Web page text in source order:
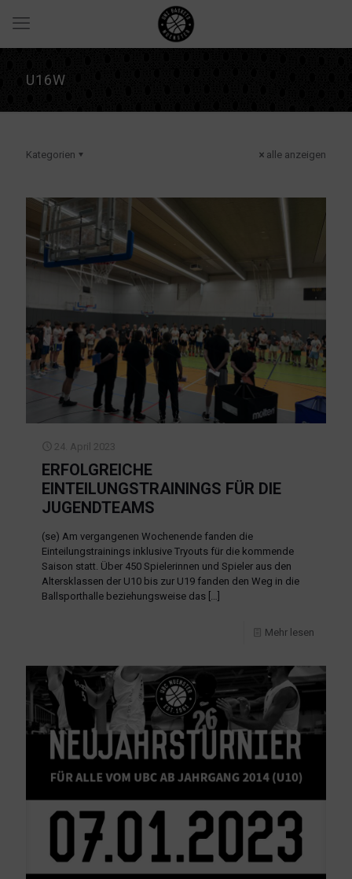
U16W
Kategorien alle anzeigen
24. April 2023
ERFOLGREICHE
EINTEILUNGSTRAININGS FÜR DIE
JUGENDTEAMS
(se) Am vergangenen Wochenende fanden die
Einteilungstrainings inklusive Tryouts für die kommende
Saison statt. Über 450 Spielerinnen und Spieler aus den
Altersklassen der U10 bis zur U19 fanden den Weg in die
Ballsporthalle beziehungsweise das […]
Mehr lesen